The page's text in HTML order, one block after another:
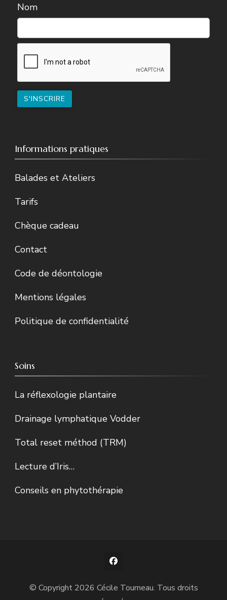
Nom
Informations pratiques
Balades et Ateliers
Tarifs
Chèque cadeau
Contact
Code de déontologie
Mentions légales
Politique de confidentialité
Soins
La réflexologie plantaire
Drainage lymphatique Vodder
Total reset méthod (TRM)
Lecture d’Iris…
Conseils en phytothérapie
© Copyright 2026 Cécile Tourneau. Tous droits